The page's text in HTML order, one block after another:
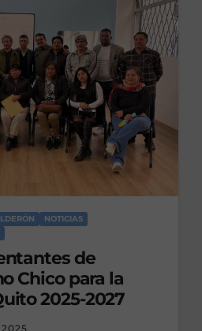
NOTICIAS
de
Chico para la
2025-2027